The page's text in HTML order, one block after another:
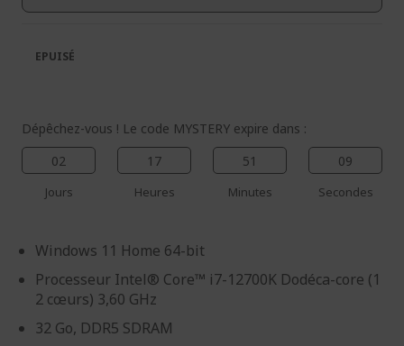
Dépêchez-vous ! Le code MYSTERY expire dans :
02
Jours
17
Heures
51
Minutes
08
Secondes
Windows 11 Home 64-bit
Processeur Intel® Core™ i7-12700K Dodéca-core (1
2 cœurs) 3,60 GHz
32 Go, DDR5 SDRAM
EPUISÉ